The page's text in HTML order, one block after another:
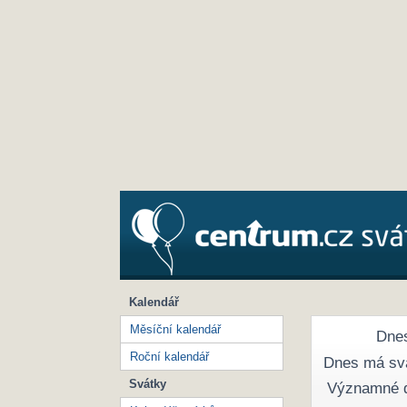
Dnes má
Významné
Kalendář
Měsíční kalendář
Roční kalendář
Svátky